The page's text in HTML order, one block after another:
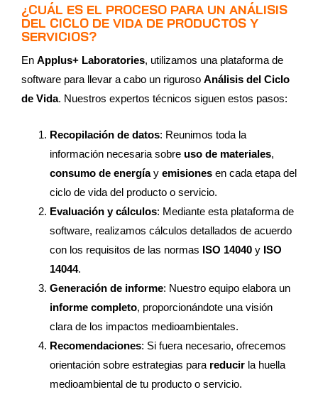
¿CUÁL ES EL PROCESO PARA UN ANÁLISIS
DEL CICLO DE VIDA DE PRODUCTOS Y
SERVICIOS?
En Applus+ Laboratories, utilizamos una plataforma de
software para llevar a cabo un riguroso Análisis del Ciclo
de Vida. Nuestros expertos técnicos siguen estos pasos:
Recopilación de datos: Reunimos toda la
información necesaria sobre uso de materiales,
consumo de energíay emisiones en cada etapa del
ciclo de vida del producto o servicio.
Evaluación y cálculos: Mediante esta plataforma de
software, realizamos cálculos detallados de acuerdo
con los requisitos de las normas ISO 14040 y ISO
14044.
Generación de informe: Nuestro equipo elabora un
informe completo, proporcionándote una visión
clara de los impactos medioambientales.
Recomendaciones: Si fuera necesario, ofrecemos
orientación sobre estrategias para reducir la huella
medioambiental de tu producto o servicio.